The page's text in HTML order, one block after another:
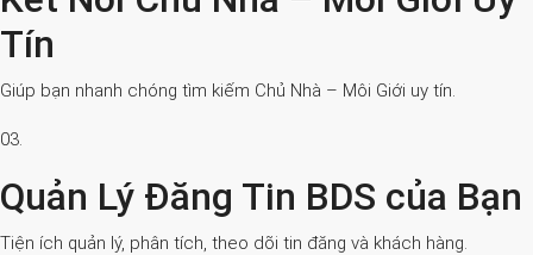
Tín
Giúp bạn nhanh chóng tìm kiếm Chủ Nhà – Môi Giới uy tín.
03.
Quản Lý Đăng Tin BDS của Bạn
Tiện ích quản lý, phân tích, theo dõi tin đăng và khách hàng.